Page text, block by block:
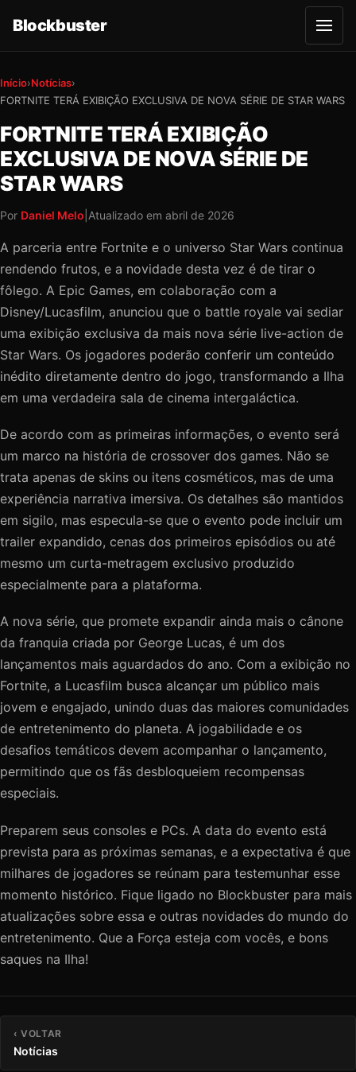
Blockbuster
A
b
r
e
Início›Notícias›
FORTNITE TERÁ EXIBIÇÃO EXCLUSIVA DE NOVA SÉRIE DE STAR WARS
FORTNITE TERÁ EXIBIÇÃO
EXCLUSIVA DE NOVA SÉRIE DE
STAR WARS
Por Daniel Melo Atualizado em abril de 2026
A parceria entre Fortnite e o universo Star Wars continua
rendendo frutos, e a novidade desta vez é de tirar o
fôlego. A Epic Games, em colaboração com a
Disney/Lucasfilm, anunciou que o battle royale vai sediar
uma exibição exclusiva da mais nova série live-action de
Star Wars. Os jogadores poderão conferir um conteúdo
inédito diretamente dentro do jogo, transformando a Ilha
em uma verdadeira sala de cinema intergaláctica.
De acordo com as primeiras informações, o evento será
um marco na história de crossover dos games. Não se
trata apenas de skins ou itens cosméticos, mas de uma
experiência narrativa imersiva. Os detalhes são mantidos
em sigilo, mas especula-se que o evento pode incluir um
trailer expandido, cenas dos primeiros episódios ou até
mesmo um curta-metragem exclusivo produzido
especialmente para a plataforma.
A nova série, que promete expandir ainda mais o cânone
da franquia criada por George Lucas, é um dos
lançamentos mais aguardados do ano. Com a exibição no
Fortnite, a Lucasfilm busca alcançar um público mais
jovem e engajado, unindo duas das maiores comunidades
de entretenimento do planeta. A jogabilidade e os
desafios temáticos devem acompanhar o lançamento,
permitindo que os fãs desbloqueiem recompensas
especiais.
Preparem seus consoles e PCs. A data do evento está
prevista para as próximas semanas, e a expectativa é que
milhares de jogadores se reúnam para testemunhar esse
momento histórico. Fique ligado no Blockbuster para mais
atualizações sobre essa e outras novidades do mundo do
entretenimento. Que a Força esteja com vocês, e bons
saques na Ilha!
‹ VOLTAR
Notícias